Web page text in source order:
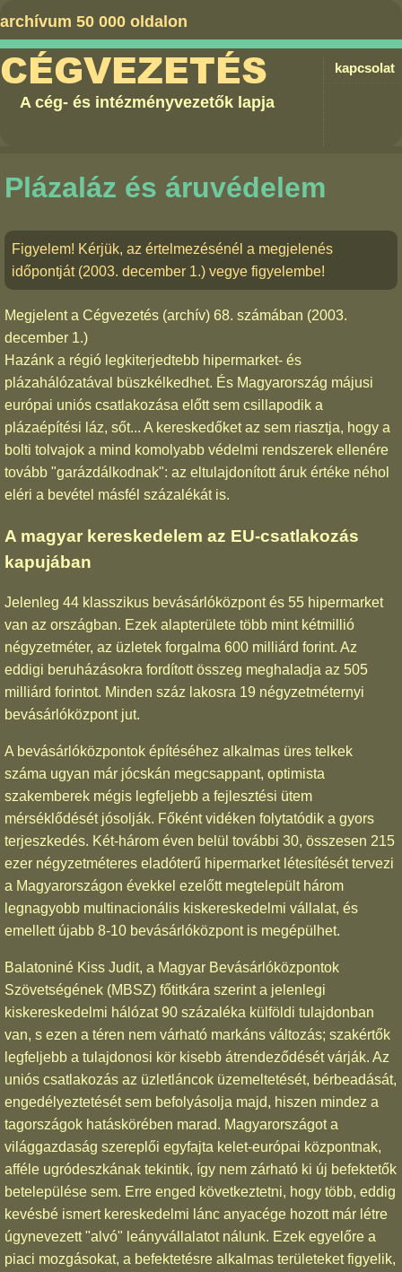
archívum 50 000 oldalon
kapcsolat
CÉGVEZETÉS
A cég- és intézményvezetők lapja
Plázaláz és áruvédelem
Figyelem! Kérjük, az értelmezésénél a megjelenés
időpontját (2003. december 1.) vegye figyelembe!
Megjelent a Cégvezetés (archív) 68. számában (2003.
december 1.)
Hazánk a régió legkiterjedtebb hipermarket- és
plázahálózatával büszkélkedhet. És Magyarország májusi
európai uniós csatlakozása előtt sem csillapodik a
plázaépítési láz, sőt... A kereskedőket az sem riasztja, hogy a
bolti tolvajok a mind komolyabb védelmi rendszerek ellenére
tovább "garázdálkodnak": az eltulajdonított áruk értéke néhol
eléri a bevétel másfél százalékát is.
A magyar kereskedelem az EU-csatlakozás
kapujában
Jelenleg 44 klasszikus bevásárlóközpont és 55 hipermarket
van az országban. Ezek alapterülete több mint kétmillió
négyzetméter, az üzletek forgalma 600 milliárd forint. Az
eddigi beruházásokra fordított összeg meghaladja az 505
milliárd forintot. Minden száz lakosra 19 négyzetméternyi
bevásárlóközpont jut.
A bevásárlóközpontok építéséhez alkalmas üres telkek
száma ugyan már jócskán megcsappant, optimista
szakemberek mégis legfeljebb a fejlesztési ütem
mérséklődését jósolják. Főként vidéken folytatódik a gyors
terjeszkedés. Két-három éven belül további 30, összesen 215
ezer négyzetméteres eladóterű hipermarket létesítését tervezi
a Magyarországon évekkel ezelőtt megtelepült három
legnagyobb multinacionális kiskereskedelmi vállalat, és
emellett újabb 8-10 bevásárlóközpont is megépülhet.
Balatoniné Kiss Judit, a Magyar Bevásárlóközpontok
Szövetségének (MBSZ) főtitkára szerint a jelenlegi
kiskereskedelmi hálózat 90 százaléka külföldi tulajdonban
van, s ezen a téren nem várható markáns változás; szakértők
legfeljebb a tulajdonosi kör kisebb átrendeződését várják. Az
uniós csatlakozás az üzletláncok üzemeltetését, bérbeadását,
engedélyeztetését sem befolyásolja majd, hiszen mindez a
tagországok hatáskörében marad. Magyarországot a
világgazdaság szereplői egyfajta kelet-európai központnak,
afféle ugródeszkának tekintik, így nem zárható ki új befektetők
betelepülése sem. Erre enged következtetni, hogy több, eddig
kevésbé ismert kereskedelmi lánc anyacége hozott már létre
úgynevezett "alvó" leányvállalatot nálunk. Ezek egyelőre a
piaci mozgásokat, a befektetésre alkalmas területeket figyelik,